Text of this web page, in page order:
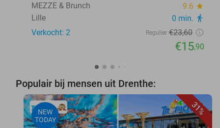
MEZZE & Brunch
9.6 star
Lille 0 min. directions_walk
Verkocht: 2 Regulier €23,60
€15,90
Populair bij mensen uit Drenthe:
31%
NEW
TODAY